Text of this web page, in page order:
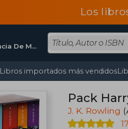
Los
Provincia De Madrid
Libros importados más vendidos
Pack
J. K. Rowling